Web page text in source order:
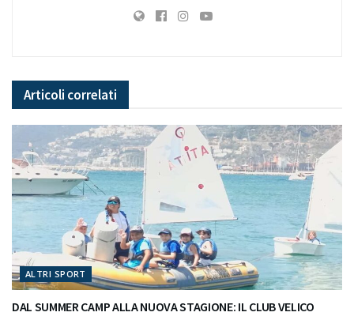
Articoli correlati
ALTRI SPORT
DAL SUMMER CAMP ALLA NUOVA STAGIONE: IL CLUB VELICO